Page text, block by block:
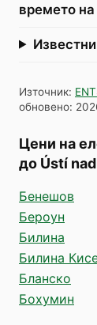
времето
Източник:
обновено:
Цени на
до Ústí
Бенешов
Бероун
Билина
Билина
Бланско
Бохумин